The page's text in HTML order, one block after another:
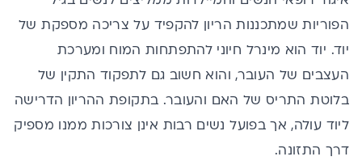
הפוריות שמתכננות הריון להקפיד על צריכה מספקת של
יוד. יוד הוא מינרל חיוני להתפתחות המוח ומערכת
העצבים של העובר, והוא חשוב גם לתפקוד התקין של
בלוטת התריס של האם והעובר. בתקופת ההריון הדרישה
ליוד עולה, אך בפועל נשים רבות אינן צורכות ממנו מספיק
דרך התזונה.